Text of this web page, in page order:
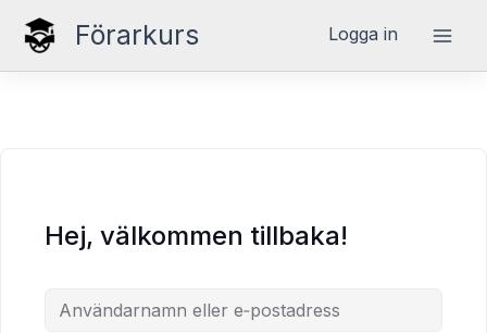
Hoppa
Förarkurs Logga in
Hej, välkommen tillbaka!